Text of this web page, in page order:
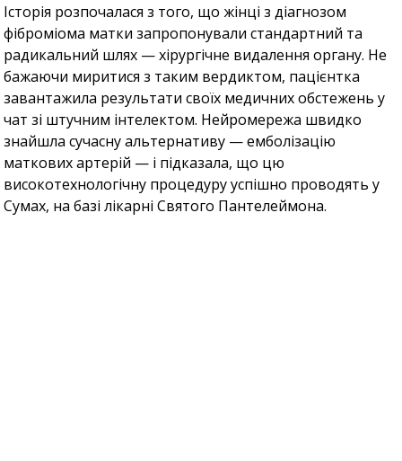
Історія розпочалася з того, що жінці з діагнозом
фіброміома матки запропонували стандартний та
радикальний шлях — хірургічне видалення органу. Не
бажаючи миритися з таким вердиктом, пацієнтка
завантажила результати своїх медичних обстежень у
чат зі штучним інтелектом. Нейромережа швидко
знайшла сучасну альтернативу — емболізацію
маткових артерій — і підказала, що цю
високотехнологічну процедуру успішно проводять у
Сумах, на базі лікарні Святого Пантелеймона.